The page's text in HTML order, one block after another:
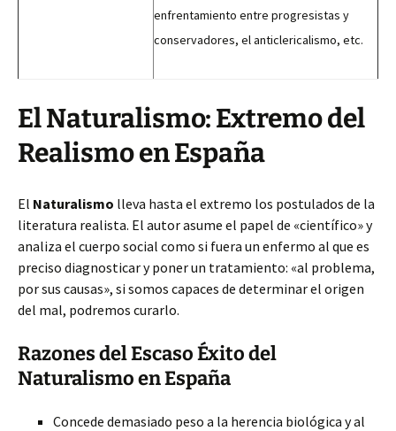
enfrentamiento entre progresistas y
conservadores, el anticlericalismo, etc.
El Naturalismo: Extremo del
Realismo en España
El Naturalismo lleva hasta el extremo los postulados de la
literatura realista. El autor asume el papel de «científico» y
analiza el cuerpo social como si fuera un enfermo al que es
preciso diagnosticar y poner un tratamiento: «al problema,
por sus causas», si somos capaces de determinar el origen
del mal, podremos curarlo.
Razones del Escaso Éxito del
Naturalismo en España
Concede demasiado peso a la herencia biológica y al